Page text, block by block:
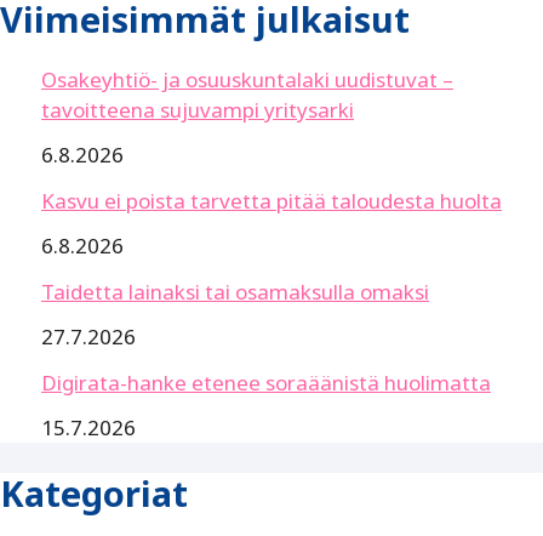
Viimeisimmät julkaisut
Osakeyhtiö- ja osuuskuntalaki uudistuvat –
tavoitteena sujuvampi yritysarki
6.8.2026
Kasvu ei poista tarvetta pitää taloudesta huolta
6.8.2026
Taidetta lainaksi tai osamaksulla omaksi
27.7.2026
Digirata-hanke etenee soraäänistä huolimatta
15.7.2026
Kategoriat